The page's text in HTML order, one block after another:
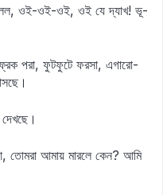
ওই-ওই-ওই, ওই যে দ্যাখ! ভূ-
পরা, ফুটফুটে ফরসা, এগারো-
তোমরা আমায় মারলে কেন? আমি